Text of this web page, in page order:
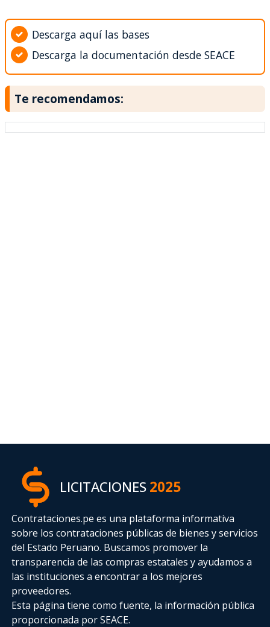
Descarga aquí las bases
Descarga la documentación desde SEACE
Te recomendamos:
LICITACIONES2025
Contrataciones.pe es una plataforma informativa
sobre los contrataciones públicas de bienes y servicios
del Estado Peruano. Buscamos promover la
transparencia de las compras estatalesy ayudamos a
las instituciones a encontrar a los mejores
proveedores.
Esta página tiene como fuente, la información pública
proporcionada por SEACE.